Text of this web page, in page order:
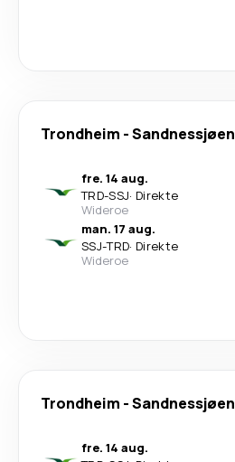
Trondheim -Sandnessjøen
fre. 14 aug.
TRD-SSJ· Direkte
Wideroe
man. 17 aug.
SSJ-TRD· Direkte
Wideroe
Trondheim -Sandnessjøen
fre. 14 aug.